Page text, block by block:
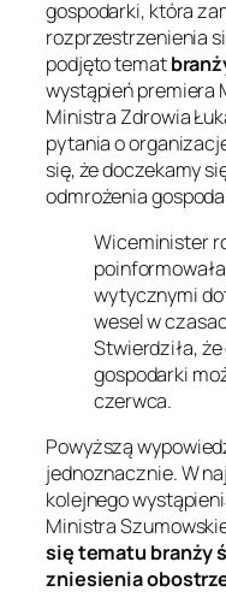
gospodarki, która
rozprzestrzenienia
podjęto temat
wystąpień premiera
Ministra Zdrowia
pytania o
się, że doczekamy
odmrożenia
Wiceminister
wytycznymi
wesel w
Stwierdziła,
gospodarki
czerwca.
Powyższą
jednoznacznie. W
kolejnego
Ministra
się tematu branży
zniesienia